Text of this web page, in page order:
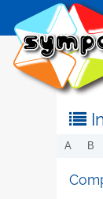
A B